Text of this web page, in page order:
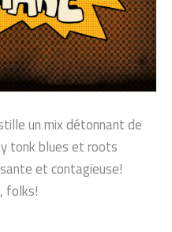
un mix détonnant de
tonk blues et roots
et contagieuse!
folks!